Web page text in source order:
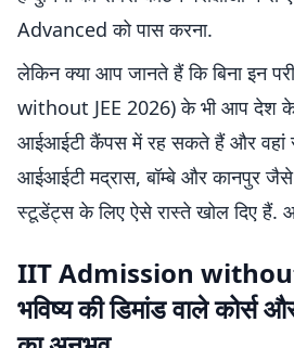
Advanced को पास करना.
लेकिन क्या आप जानते हैं कि बिना इन
without JEE 2026) के भी आप देश
आईआईटी कैंपस में रह सकते हैं और वहां
आईआईटी मद्रास, बॉम्बे और कानपुर
स्टूडेंट्स के लिए ऐसे रास्ते खोल दिए हैं.
IIT Admission without
भविष्य की डिमांड वाले